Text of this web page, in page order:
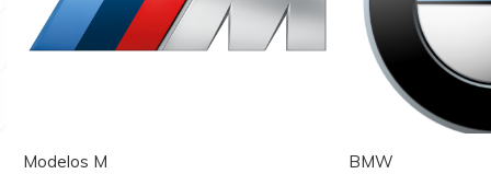
Modelos M BMW